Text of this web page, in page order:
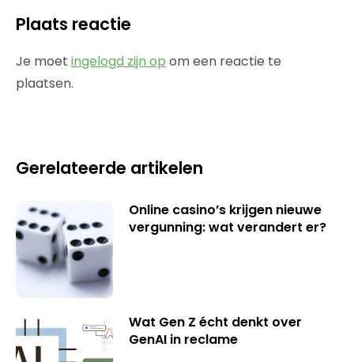
Plaats reactie
Je moet ingelogd zijn op om een reactie te
plaatsen.
Gerelateerde artikelen
Online casino’s krijgen nieuwe
vergunning: wat verandert er?
Wat Gen Z écht denkt over
GenAI in reclame